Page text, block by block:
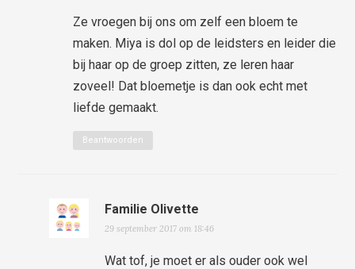
Ze vroegen bij ons om zelf een bloem te
maken. Miya is dol op de leidsters en leider die
bij haar op de groep zitten, ze leren haar
zoveel! Dat bloemetje is dan ook echt met
liefde gemaakt.
Beantwoorden
Familie Olivette
29 september 2017 om 18:46
Wat tof, je moet er als ouder ook wel